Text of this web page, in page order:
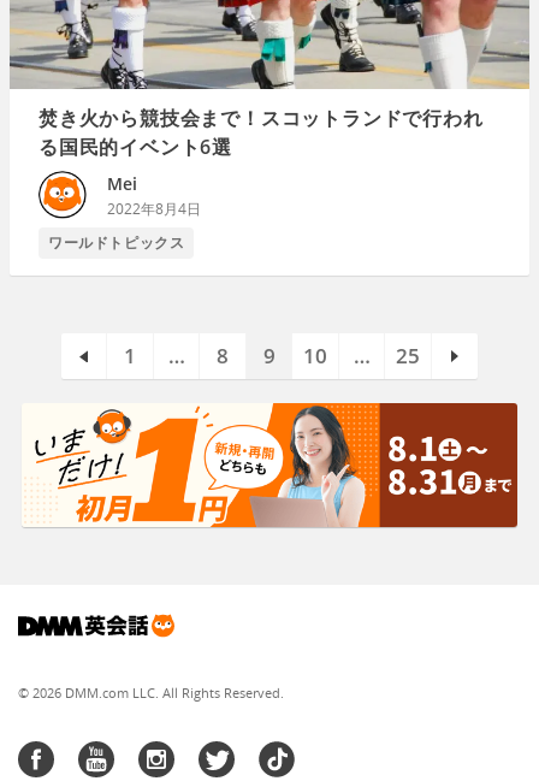
焚き火から競技会まで！スコットランドで行われ
る国民的イベント6選
Mei
2022年8月4日
ワールドトピックス
1 … 8 9 10 … 25
© 2026 DMM.com LLC. All Rights Reserved.